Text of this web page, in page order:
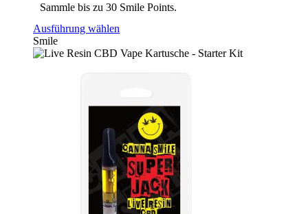
Sammle bis zu 30 Smile Points.
Ausführung wählen
Smile